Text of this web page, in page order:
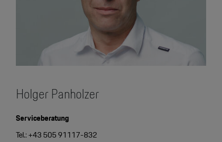
Holger Panholzer
Serviceberatung
Tel.: +43 505 91117-832